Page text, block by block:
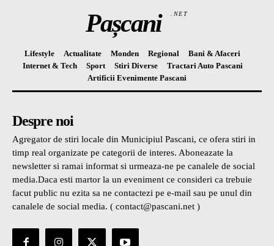
Pașcani .NET
Lifestyle Actualitate Monden Regional
Bani & Afaceri
Internet & Tech
Sport Stiri Diverse
Tractari Auto Pascani
Artificii Evenimente Pascani
Despre noi
Agregator de stiri locale din Municipiul Pascani, ce ofera stiri in
timp real organizate pe categorii de interes. Aboneazate la
newsletter si ramai informat si urmeaza-ne pe canalele de social
media.Daca esti martor la un eveniment ce consideri ca trebuie
facut public nu ezita sa ne contactezi pe e-mail sau pe unul din
canalele de social media. ( contact@pascani.net )